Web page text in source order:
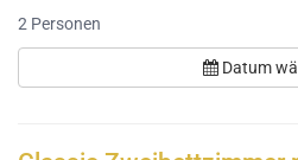
2 Personen
Datum